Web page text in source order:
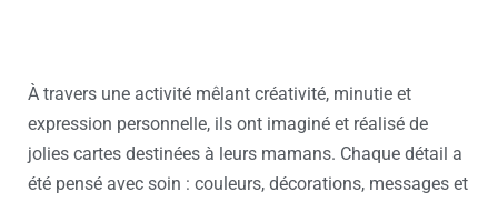
À travers une activité mêlant créativité, minutie et
expression personnelle, ils ont imaginé et réalisé de
jolies cartes destinées à leurs mamans. Chaque détail a
été pensé avec soin : couleurs, décorations, messages et